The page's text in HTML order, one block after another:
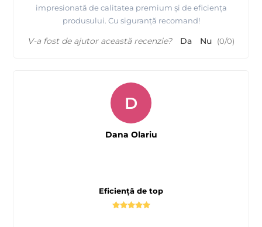
impresionată de calitatea premium și de eficiența
produsului. Cu siguranță recomand!
V-a fost de ajutor această recenzie? Da Nu (0/0)
Eficiență de top
D
Dana Olariu